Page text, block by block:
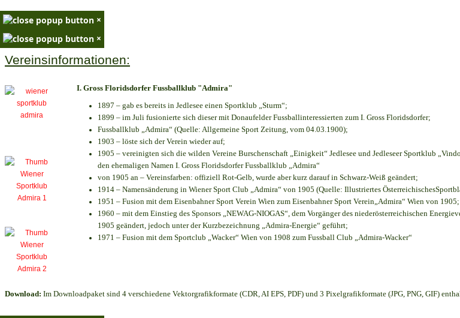
×
×
Vereinsinformationen:
I. Gross Floridsdorfer Fussballklub "Admira"
1897 – gab es bereits in Jedlesee einen Sportklub „Sturm“;
1899 – im Juli fusionierte sich dieser mit Donaufelder Fussballinteressierten zum I. Gross Floridsdorfer;
Fussballklub „Admira“ (Quelle: Allgemeine Sport Zeitung, vom 04.03.1900);
1903 – löste sich der Verein wieder auf;
1905 – vereinigten sich die wilden Vereine Burschenschaft „Einigkeit“ Jedlesee und Jedleseer Sportklub
den ehemaligen Namen I. Gross Floridsdorfer Fussballklub „Admira“
von 1905 an – Vereinsfarben: offiziell Rot-Gelb, wurde aber kurz darauf in Schwarz-Weiß geändert;
1914 – Namensänderung in Wiener Sport Club „Admira“ von 1905 (Quelle: Illustriertes
1951 – Fusion mit dem Eisenbahner Sport Verein Wien zum Eisenbahner Sport Verein„Admira“ Wien von 1905;
1960 – mit dem Einstieg des Sponsors „NEWAG-NIOGAS“, dem Vorgänger des niederösterreichischen
1905 geändert, jedoch unter der Kurzbezeichnung „Admira-Energie“ geführt;
1971 – Fusion mit dem Sportclub „Wacker“ Wien von 1908 zum Fussball Club „Admira-Wacker“
Download: Im Downloadpaket sind 4 verschiedene Vektorgrafikformate (CDR, AI EPS, PDF) und 3 Pixelgrafikformate (JPG, PNG, GIF)